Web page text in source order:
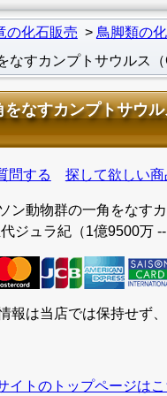
の化石販売 鳥脚類の
すカンプトサウルス
なすカンプトサウ
問する 探して欲しい商
ン動物群の一角をなす
ジュラ紀（1億9500万
報は当店では保持せず
イトのトップページはこ